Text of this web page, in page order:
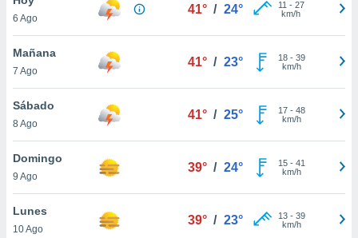
y
en
más
de
6 Ago
41° / 24° 11 - 27
km/h
Mañana
7 Ago
41° / 23° 18- 39
km/h
Sábado
8 Ago
41° / 25° 17- 48
km/h
Domingo
9 Ago
39° / 24° 15- 41
km/h
Lunes
10 Ago
39° / 23° 13- 39
km/h